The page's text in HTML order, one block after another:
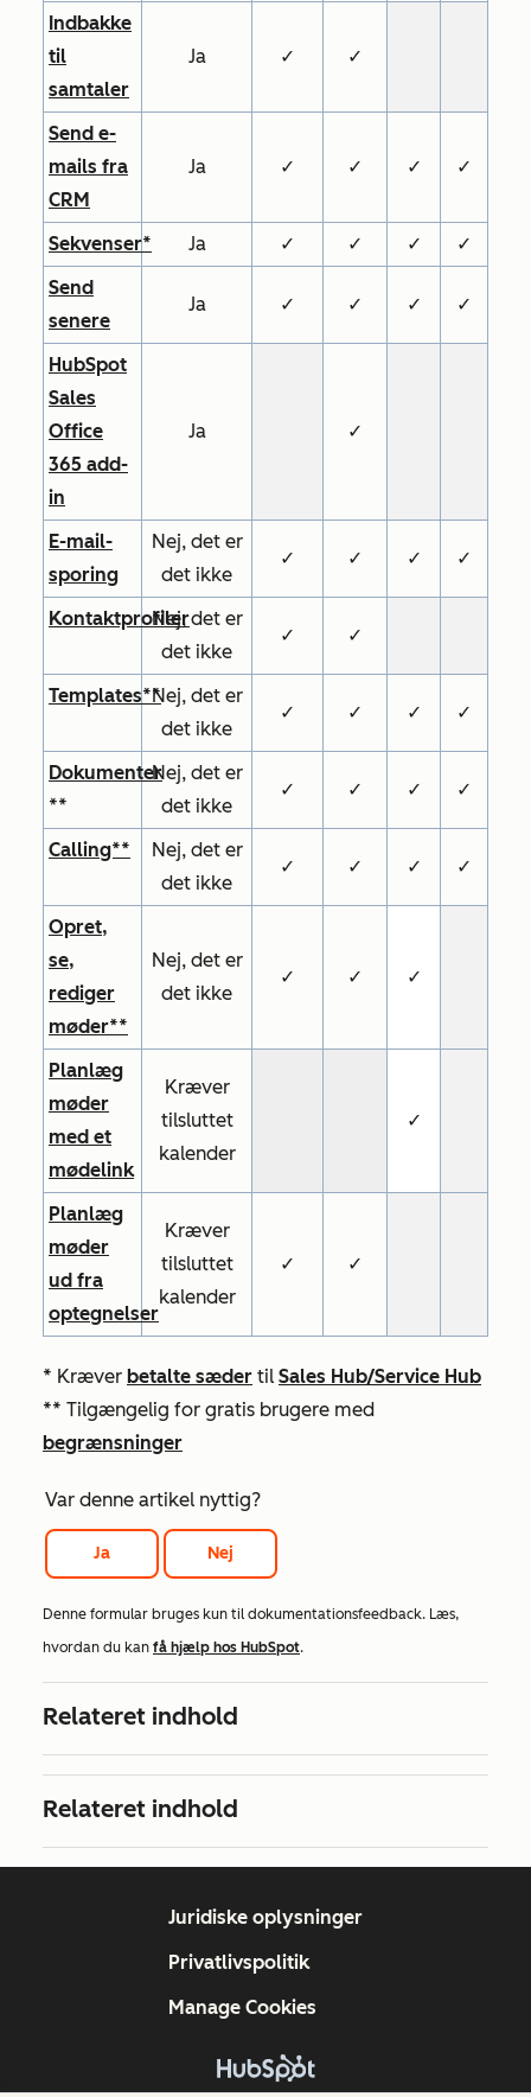
Indbakke
til
samtaler
Ja ✓ ✓
Send e-
mails fra
CRM
Ja ✓ ✓ ✓ ✓
Sekvenser* Ja ✓ ✓ ✓
✓
Send
senere
Ja ✓ ✓ ✓ ✓
HubSpot
Sales
Office
365 add-
in
Ja ✓
E-mail-
sporing
Nej, det er
det ikke
✓ ✓ ✓ ✓
KontaktprofilerNej, det er
det ikke
✓ ✓
Templates**Nej, det er
det ikke
✓ ✓ ✓ ✓
Dokumenter
**
Nej, det er
det ikke
✓ ✓ ✓ ✓
Calling**
Nej, det er
det ikke
✓ ✓ ✓ ✓
Opret,
se,
rediger
møder**
Nej, det er
det ikke
✓ ✓ ✓
Planlæg
møder
med et
mødelink
Kræver
tilsluttet
kalender
✓
Planlæg
møder
ud fra
optegnelser
Kræver
tilsluttet
kalender
✓ ✓
* Kræver betalte sæder til Sales Hub/Service Hub
** Tilgængelig for gratis brugere med
begrænsninger
Var denne artikel nyttig?
Ja Nej
Denne formular bruges kun til dokumentationsfeedback. Læs,
hvordan du kan få hjælp hos HubSpot.
Relateret indhold
Relateret indhold
Juridiske oplysninger
Privatlivspolitik
Manage Cookies